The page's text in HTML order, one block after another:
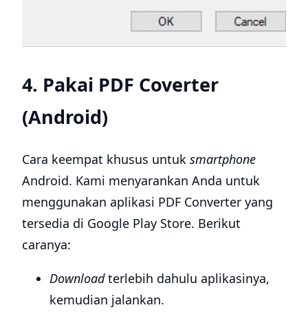
4. Pakai PDF Coverter
(Android)
Cara keempat khusus untuk smartphone
Android. Kami menyarankan Anda untuk
menggunakan aplikasi PDF Converter yang
tersedia di Google Play Store. Berikut
caranya:
Downloadterlebih dahulu aplikasinya,
kemudian jalankan.